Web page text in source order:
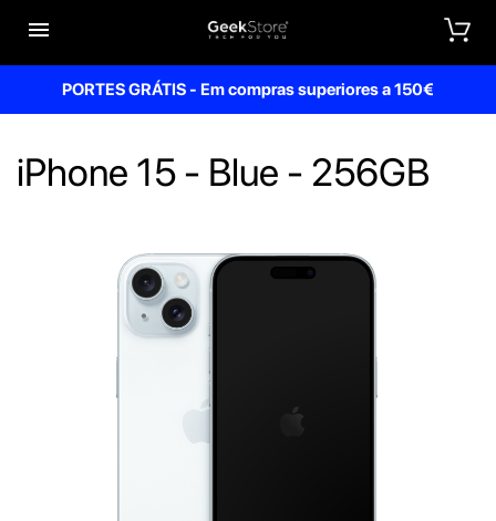

PORTES GRÁTIS - Em compras superiores a 150€
iPhone 15 - Blue - 256GB